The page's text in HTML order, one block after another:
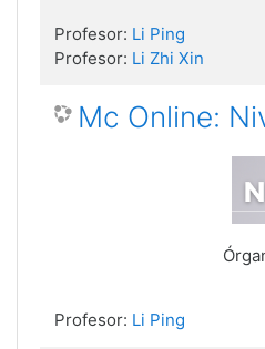
Profesor: Li Ping
Profesor: Li Zhi Xin
Mc Online:
Profesor: Li Ping